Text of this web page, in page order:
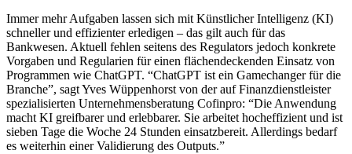
Immer mehr Aufgaben lassen sich mit Künstlicher Intelligenz (KI)
schneller und effizienter erledigen – das gilt auch für das
Bankwesen. Aktuell fehlen seitens des Regulators jedoch konkrete
Vorgaben und Regularien für einen flächendeckenden Einsatz von
Programmen wie ChatGPT. “ChatGPT ist ein Gamechanger für die
Branche”, sagt Yves Wüppenhorst von der auf Finanzdienstleister
spezialisierten Unternehmensberatung Cofinpro: “Die Anwendung
macht KI greifbarer und erlebbarer. Sie arbeitet hocheffizient und ist
sieben Tage die Woche 24 Stunden einsatzbereit. Allerdings bedarf
es weiterhin einer Validierung des Outputs.”